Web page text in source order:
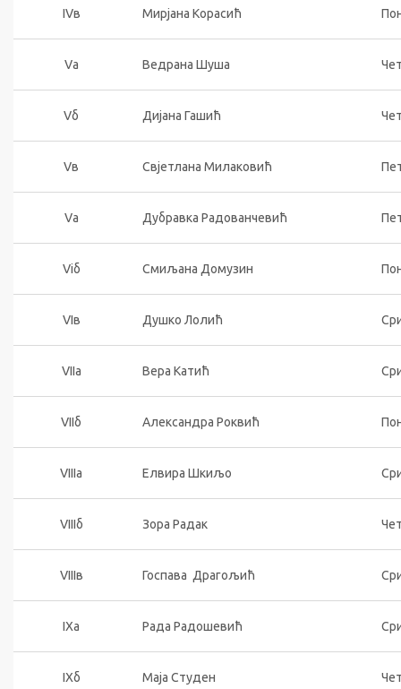
IVв Мирјана Корасић
Vа Ведрана Шуша
Vб Дијана Гашић
Vв Свјетлана Милаковић
Vа Дубравка Радованчевић
Viб Смиљана Домузин
VIв Душко Лолић
VIIа Вера Катић
VIIб Александра Роквић
VIIIа Елвира Шкиљо
VIIIб Зора Радак
VIIIв Госпава Драгољић
IXа Рада Радошевић
IXб Маја Студен